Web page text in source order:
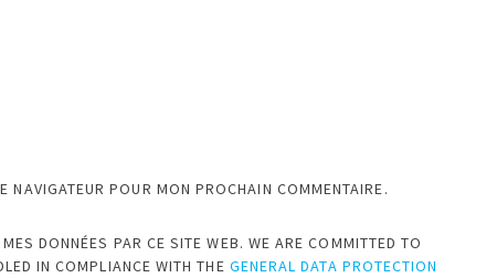
POUR MON PROCHAIN COMMENTAIRE.
DONNÉES PAR CE SITE WEB. WE ARE COMMITTED TO
IN COMPLIANCE WITH THE GENERAL DATA PROTECTION